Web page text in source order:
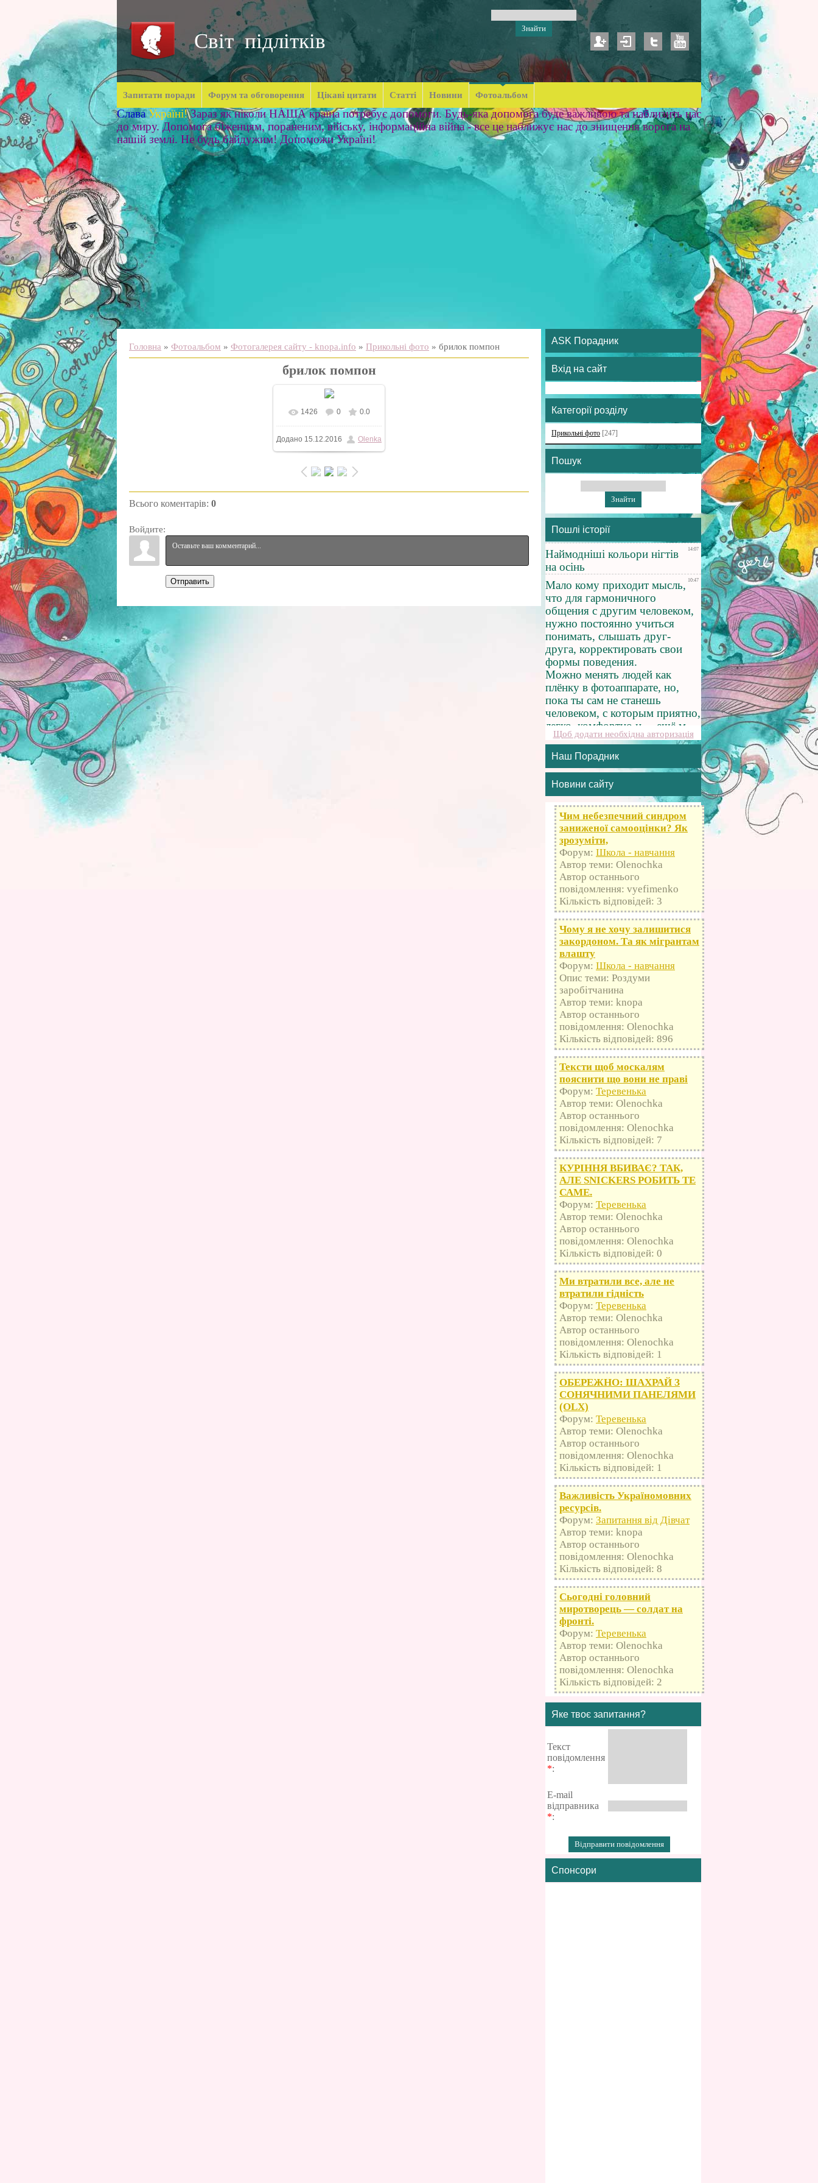
Світ підлітків
Запитати поради Форум та обговорення Цікаві цитати Статті Новини Фотоальбом
Слава Україні! Зараз як ніколи НАША країна потребує допомоги. Будь-яка допомога буде важливою та наблизить нас
до миру. Допомога біженцям, пораненим, війську, інформаційна війна - все це наближує нас до знищення ворога на
нашій землі. Не будь байдужим! Допоможи Україні!
Головна » Фотоальбом » Фотогалерея сайту - knopa.info » Прикольні фото » брилок помпон
брилок помпон
У реальному розмірі
600x967/ 41.6Kb
1426 0 0.0
Додано 15.12.2016 Olenka
Всього коментарів: 0
Войдите:
Отправить
ASK Порадник
Вхід на сайт
Категорії розділу
Прикольні фото [247]
Пошук
Пошлі історії
Щоб додати необхідна авторизація
Наш Порадник
Новини сайту
Чим небезпечний синдром
заниженої самооцінки? Як
зрозуміти,
Форум: Школа - навчання
Автор теми: Olenochka
Автор останнього
повідомлення: vyefimenko
Кількість відповідей: 3
Чому я не хочу залишитися
закордоном. Та як мігрантам
влашту
Форум: Школа - навчання
Опис теми: Роздуми
заробітчанина
Автор теми: knopa
Автор останнього
повідомлення: Olenochka
Кількість відповідей: 896
Тексти щоб москалям
пояснити що вони не праві
Форум: Теревенька
Автор теми: Olenochka
Автор останнього
повідомлення: Olenochka
Кількість відповідей: 7
КУРІННЯ ВБИВАЄ? ТАК,
АЛЕ SNICKERS РОБИТЬ ТЕ
САМЕ.
Форум: Теревенька
Автор теми: Olenochka
Автор останнього
повідомлення: Olenochka
Кількість відповідей: 0
Ми втратили все, але не
втратили гідність
Форум: Теревенька
Автор теми: Olenochka
Автор останнього
повідомлення: Olenochka
Кількість відповідей: 1
ОБЕРЕЖНО: ШАХРАЙ З
СОНЯЧНИМИ ПАНЕЛЯМИ
(OLX)
Форум: Теревенька
Автор теми: Olenochka
Автор останнього
повідомлення: Olenochka
Кількість відповідей: 1
Важливість Україномовних
ресурсів.
Форум: Запитання від Дівчат
Автор теми: knopa
Автор останнього
повідомлення: Olenochka
Кількість відповідей: 8
Сьогодні головний
миротворець — солдат на
фронті.
Форум: Теревенька
Автор теми: Olenochka
Автор останнього
повідомлення: Olenochka
Кількість відповідей: 2
Яке твоє запитання?
Текст
повідомлення
*:
E-mail
відправника
*:
Спонсори